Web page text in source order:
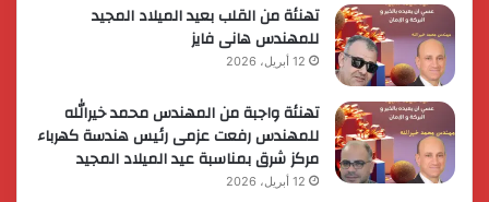
تهنئة من القلب بعيد الميلاد المجيد
للمهندس هانى فايز
12 أبريل، 2026
تهنئة واجبة من المهندس محمد خيرالله
للمهندس رفعت عزمى رئيس هندسة كهرباء
مركز شرق بمناسبة عيد الميلاد المجيد
12 أبريل، 2026